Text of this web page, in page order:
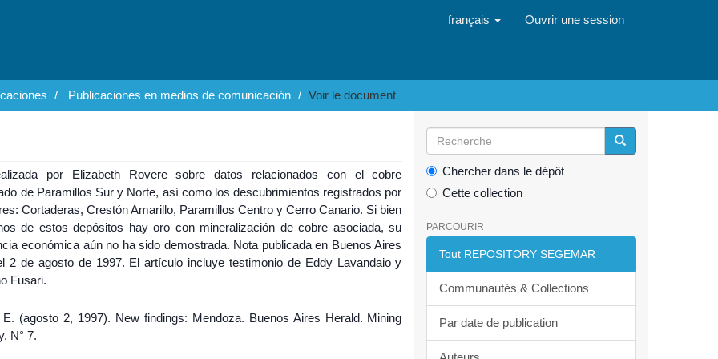
français Ouvrir une session
Publicaciones en medios de comunicación Voir le document
por Elizabeth Rovere sobre datos relacionados con el cobre
de Paramillos Sur y Norte, así como los descubrimientos registrados por
Cortaderas, Crestón Amarillo, Paramillos Centro y Cerro Canario. Si bien
de estos depósitos hay oro con mineralización de cobre asociada, su
económica aún no ha sido demostrada. Nota publicada en Buenos Aires
2 de agosto de 1997. El artículo incluye testimonio de Eddy Lavandaio y
Fusari.
E. (agosto 2, 1997). New findings: Mendoza. Buenos Aires Herald. Mining
N° 7.
Chercher dans le dépôt
Cette collection
PARCOURIR
Tout REPOSITORY SEGEMAR
Communautés & Collections
Par date de publication